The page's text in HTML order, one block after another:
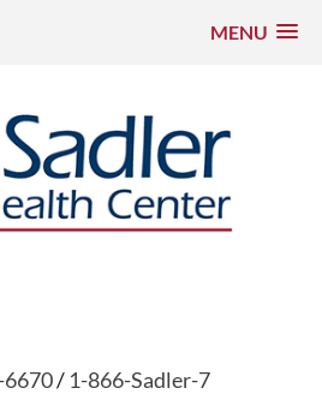
MENU
/ 1-866-Sadler-7